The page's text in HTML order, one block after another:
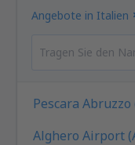
Angebote in Italien
Pescara Abruzzo
Alghero Airport